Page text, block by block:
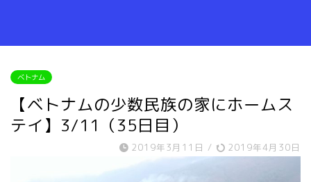
ベトナム
【ベトナムの少数民族の家にホームス
テイ】3/11（35日目）
2019年3月11日 / 2019年4月30日